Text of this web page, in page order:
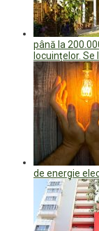
până la
locuințelor. Se
de energie